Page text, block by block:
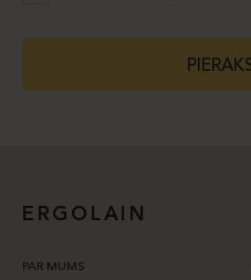
ERGOLAIN
PAR MUMS